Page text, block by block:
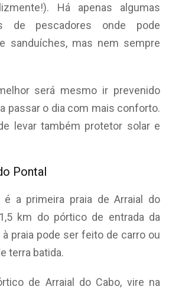
Há apenas algumas
de pescadores onde pode
sanduíches, mas nem sempre
será mesmo ir prevenido
passar o dia com mais conforto.
levar também protetor solar e
Pontal
é a primeira praia de Arraial do
km do pórtico de entrada da
praia pode ser feito de carro ou
terra batida.
de Arraial do Cabo, vire na